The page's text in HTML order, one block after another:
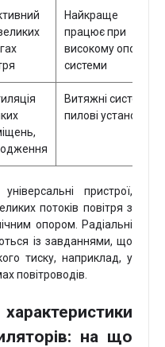
Найкраще
працює при
високому опорі
системи
Витяжні системи,
пилові установки
пристрої,
потоків повітря з
опором. Радіальні
із завданнями, що
тиску, наприклад, у
повітроводів.
на що